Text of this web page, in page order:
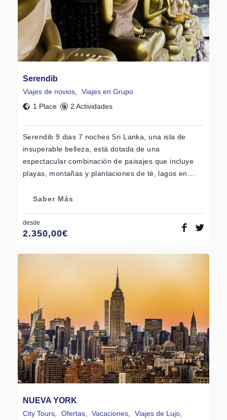
Serendib
Viajes de novios
Viajes en Grupo
1 Place
2 Actividades
Serendib 9 dias 7 noches Sri Lanka, una isla de
insuperable belleza, está dotada de una
espectacular combinación de paisajes que incluye
playas, montañas y plantaciones de té, lagos en…
Saber Más
desde
2.350,00€
NUEVA YORK
City Tours Ofertas Vacaciones Viajes de Lujo